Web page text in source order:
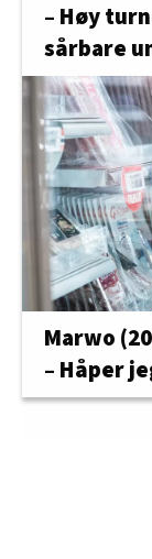
– Høy
sårbare
Marwo
– Håper